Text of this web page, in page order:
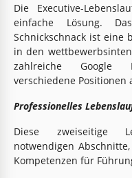
Die Executive-
einfache Lösung.
Schnickschnack ist eine
in den
zahlreiche Google
verschiedene Positionen
Professionelles
Diese zweiseitige
notwendigen
Kompetenzen für